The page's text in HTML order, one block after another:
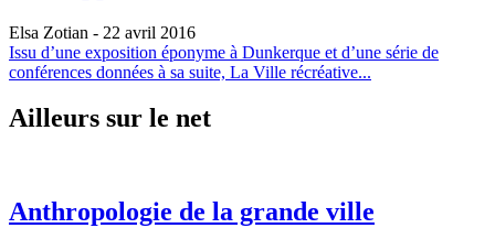
Elsa Zotian - 22 avril 2016
Issu d’une exposition éponyme à Dunkerque et d’une série de
conférences données à sa suite, La Ville récréative...
Ailleurs sur le net
Anthropologie de la grande ville